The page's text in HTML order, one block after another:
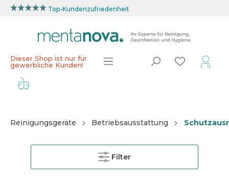
Top-Kundenzufriedenheit
Dieser Shop ist nur für
gewerbliche Kunden!
Reinigungsgeräte Betriebsausstattung
Filter